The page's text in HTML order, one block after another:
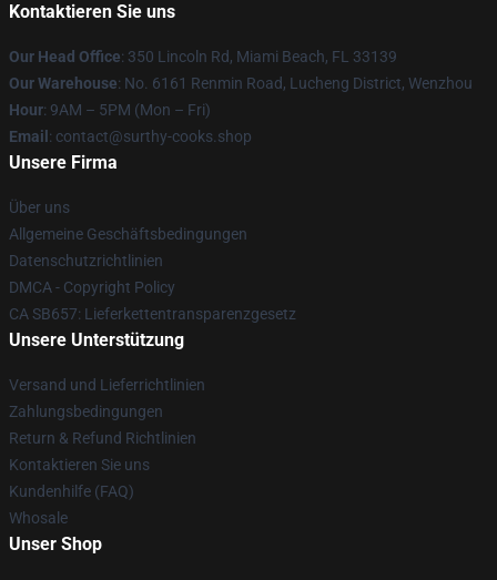
Kontaktieren Sie uns
Our Head Office: 350 Lincoln Rd, Miami Beach, FL 33139
Our Warehouse: No. 6161 Renmin Road, Lucheng District, Wenzhou
Hour: 9AM – 5PM (Mon – Fri)
Email : contact@surthy-cooks.shop
Unsere Firma
Über uns
Allgemeine Geschäftsbedingungen
Datenschutzrichtlinien
DMCA - Copyright Policy
CA SB657: Lieferkettentransparenzgesetz
Unsere Unterstützung
Versand und Lieferrichtlinien
Zahlungsbedingungen
Return & Refund Richtlinien
Kontaktieren Sie uns
Kundenhilfe (FAQ)
Whosale
Unser Shop